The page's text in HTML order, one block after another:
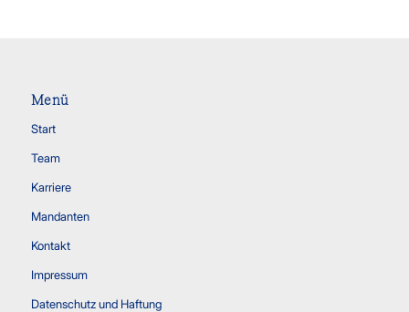
Menü
Start
Team
Karriere
Mandanten
Kontakt
Impressum
Datenschutz und Haftung